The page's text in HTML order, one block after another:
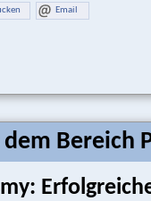
Email
Bereich